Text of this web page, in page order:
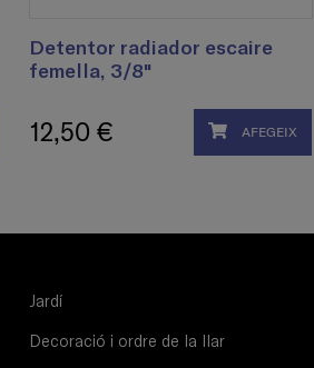
Detentor radiador escaire
femella, 3/8"
12,50 € AFEGEIX
Jardí
Decoració i ordre de la llar